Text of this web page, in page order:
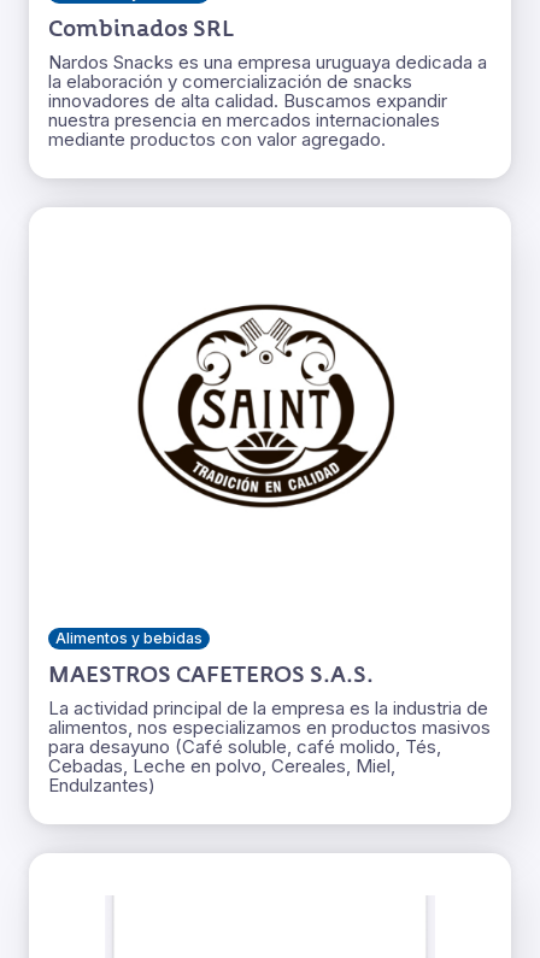
Combinados SRL
Nardos Snacks es una empresa uruguaya dedicada a
la elaboración y comercialización de snacks
innovadores de alta calidad. Buscamos expandir
nuestra presencia en mercados internacionales
mediante productos con valor agregado.
Alimentos y bebidas
MAESTROS CAFETEROS S.A.S.
La actividad principal de la empresa es la industria de
alimentos, nos especializamos en productos masivos
para desayuno (Café soluble, café molido, Tés,
Cebadas, Leche en polvo, Cereales, Miel,
Endulzantes)